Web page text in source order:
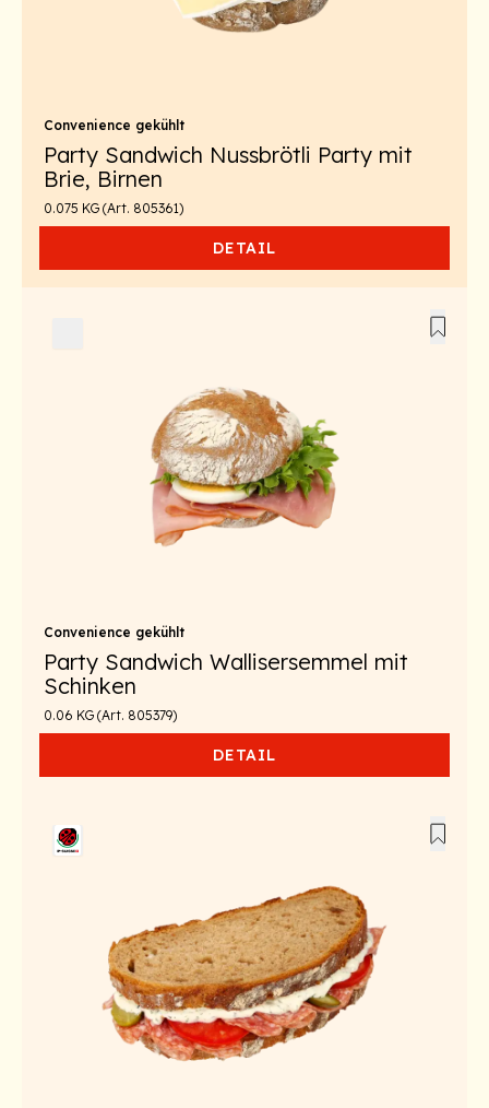
Convenience gekühlt
Party Sandwich Nussbrötli Party mit
Brie, Birnen
0.075 KG (Art. 805361)
DETAIL
Convenience gekühlt
Party Sandwich Wallisersemmel mit
Schinken
0.06 KG (Art. 805379)
DETAIL